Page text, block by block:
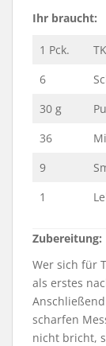
Ihr braucht:
1 Pck.
6
30 g
36
9
1
Zubereitung:
Wer sich für
als erstes
scharfen
nicht bricht,